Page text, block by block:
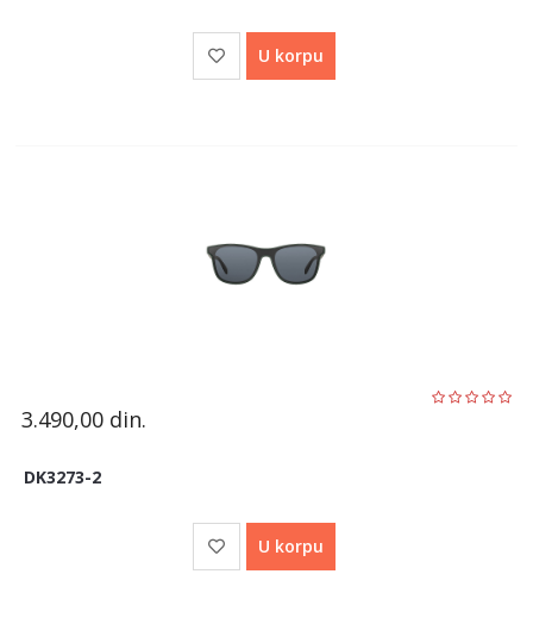
U korpu
3.490,00 din.
DK3273-2
U korpu